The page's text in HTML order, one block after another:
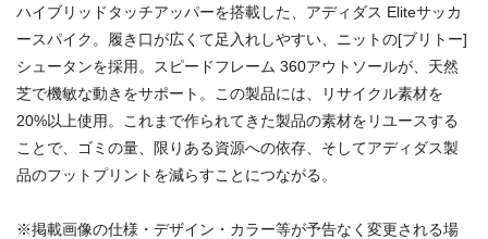
ハイブリッドタッチアッパーを搭載した、アディダス Eliteサッカ
ースパイク。履き口が広くて足入れしやすい、ニットの[ブリトー]
シュータンを採用。スピードフレーム 360アウトソールが、天然
芝で機敏な動きをサポート。この製品には、リサイクル素材を
20%以上使用。これまで作られてきた製品の素材をリユースする
ことで、ゴミの量、限りある資源への依存、そしてアディダス製
品のフットプリントを減らすことにつながる。
※掲載画像の仕様・デザイン・カラー等が予告なく変更される場